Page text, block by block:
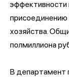
эффективности
присоединению
хозяйства.
полмиллиона
В департамент